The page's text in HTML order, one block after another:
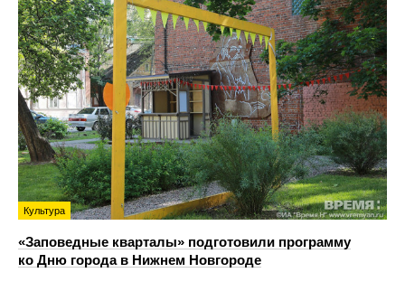
Культура
«Заповедные кварталы» подготовили программу
ко Дню города в Нижнем Новгороде